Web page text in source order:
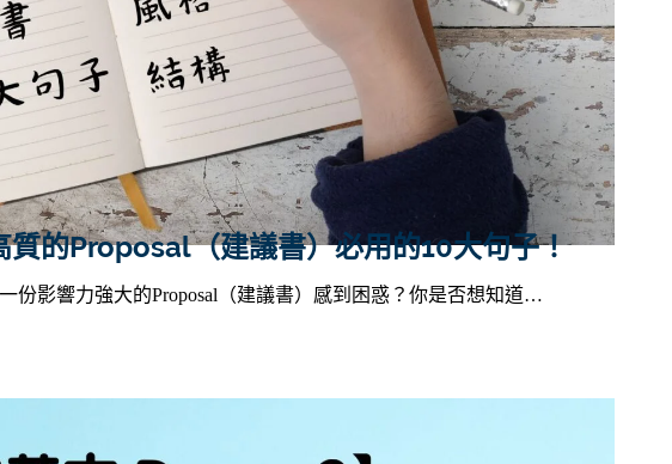
質的Proposal（建議書）必用的10大句子！
份影響力強大的Proposal（建議書）感到困惑？你是否想知道…